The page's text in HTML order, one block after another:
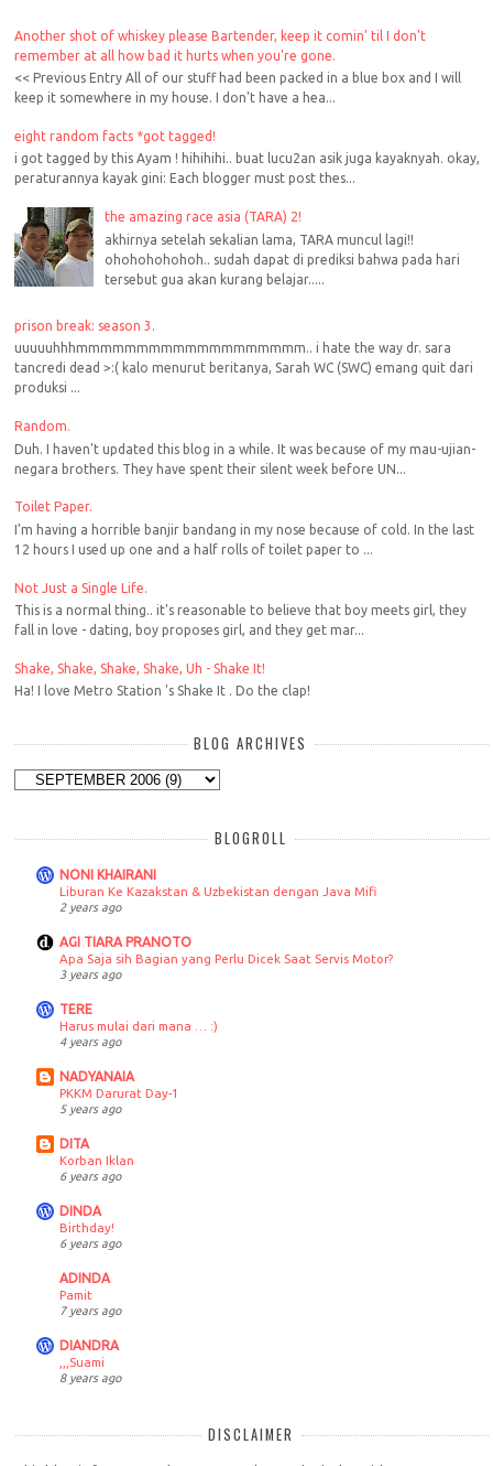
Another shot of whiskey please Bartender, keep it comin' til I don't
remember at all how bad it hurts when you're gone.
<< Previous Entry All of our stuff had been packed in a blue box and I will
keep it somewhere in my house. I don't have a hea...
eight random facts *got tagged!
i got tagged by this Ayam ! hihihihi.. buat lucu2an asik juga kayaknyah. okay,
peraturannya kayak gini: Each blogger must post thes...
the amazing race asia (TARA) 2!
akhirnya setelah sekalian lama, TARA muncul lagi!!
ohohohohohoh.. sudah dapat di prediksi bahwa pada hari
tersebut gua akan kurang belajar.....
prison break: season 3.
uuuuuhhhmmmmmmmmmmmmmmmmmmm.. i hate the way dr. sara
tancredi dead >:( kalo menurut beritanya, Sarah WC (SWC) emang quit dari
produksi ...
Random.
Duh. I haven't updated this blog in a while. It was because of my mau-ujian-
negara brothers. They have spent their silent week before UN...
Toilet Paper.
I'm having a horrible banjir bandang in my nose because of cold. In the last
12 hours I used up one and a half rolls of toilet paper to ...
Not Just a Single Life.
This is a normal thing.. it's reasonable to believe that boy meets girl, they
fall in love - dating, boy proposes girl, and they get mar...
Shake, Shake, Shake, Shake, Uh - Shake It!
Ha! I love Metro Station 's Shake It . Do the clap!
BLOG ARCHIVES
BLOGROLL
NONI KHAIRANI
Liburan Ke Kazakstan & Uzbekistan dengan Java Mifi
2 years ago
AGI TIARA PRANOTO
Apa Saja sih Bagian yang Perlu Dicek Saat Servis Motor?
3 years ago
TERE
Harus mulai dari mana … :)
4 years ago
NADYANAIA
PKKM Darurat Day-1
5 years ago
DITA
Korban Iklan
6 years ago
DINDA
Birthday!
6 years ago
ADINDA
Pamit
7 years ago
DIANDRA
,,,Suami
8 years ago
DISCLAIMER